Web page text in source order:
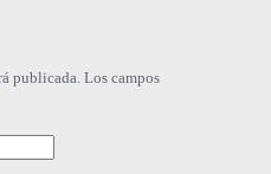
publicada. Los campos